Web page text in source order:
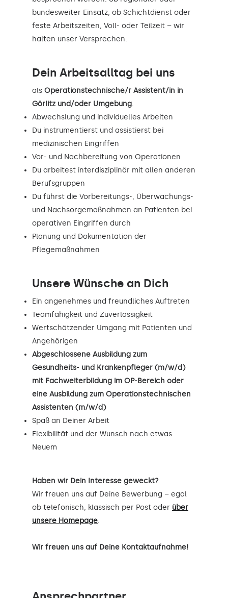
bundesweiter Einsatz, ob Schichtdienst oder
feste Arbeitszeiten, Voll- oder Teilzeit – wir
halten unser Versprechen.
Dein Arbeitsalltag bei uns
als Operationstechnische/r Assistent/in in
Görlitz und/oder Umgebung.
Abwechslung und individuelles Arbeiten
Du instrumentierst und assistierst bei
medizinischen Eingriffen
Vor- und Nachbereitung von Operationen
Du arbeitest interdisziplinär mit allen anderen
Berufsgruppen
Du führst die Vorbereitungs-, Überwachungs-
und Nachsorgemaßnahmen an Patienten bei
operativen Eingriffen durch
Planung und Dokumentation der
Pflegemaßnahmen
Unsere Wünsche an Dich
Ein angenehmes und freundliches Auftreten
Teamfähigkeit und Zuverlässigkeit
Wertschätzender Umgang mit Patienten und
Angehörigen
Abgeschlossene Ausbildung zum
Gesundheits- und Krankenpfleger (m/w/d)
mit Fachweiterbildung im OP-Bereich oder
eine Ausbildung zum Operationstechnischen
Assistenten (m/w/d)
Spaß an Deiner Arbeit
Flexibilität und der Wunsch nach etwas
Neuem
Haben wir Dein Interesse geweckt?
Wir freuen uns auf Deine Bewerbung – egal
ob telefonisch, klassisch per Post oder über
unsere Homepage.
Wir freuen uns auf Deine Kontaktaufnahme!